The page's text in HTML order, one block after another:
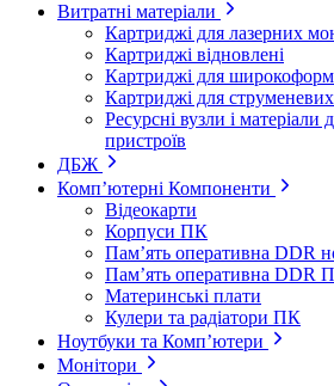
Витратні матеріали
Картриджі для лазерних
Картриджі відновлені
Картриджі для
Картриджі для
Ресурсні вузли і матеріали
пристроїв
ДБЖ
Комп’ютерні Компоненти
Відеокарти
Корпуси ПК
Пам’ять оперативна DDR
Пам’ять оперативна DDR
Материнські плати
Кулери та радіатори ПК
Ноутбуки та Комп’ютери
Монітори